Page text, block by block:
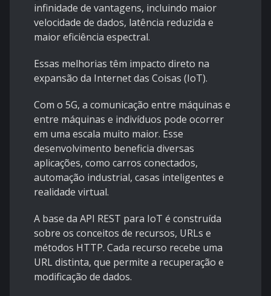
infinidade de vantagens, incluindo maior
velocidade de dados, latência reduzida e
maior eficiência espectral.
Essas melhorias têm impacto direto na
expansão da Internet das Coisas (IoT).
Com o 5G, a comunicação entre máquinas e
entre máquinas e indivíduos pode ocorrer
em uma escala muito maior. Esse
desenvolvimento beneficia diversas
aplicações, como carros conectados,
automação industrial, casas inteligentes e
realidade virtual.
A base da API REST para IoT é construída
sobre os conceitos de recursos, URLs e
métodos HTTP. Cada recurso recebe uma
URL distinta, que permite a recuperação e
modificação de dados.